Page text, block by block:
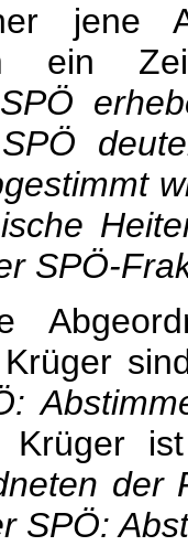
jene
ein
SPÖ-
Krüger
der
SPÖ: